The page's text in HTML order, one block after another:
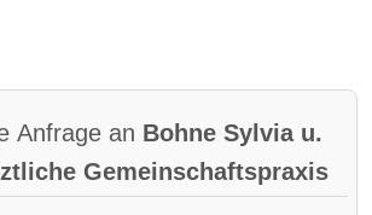
Anfrage an Bohne Sylvia u.
Gemeinschaftspraxis